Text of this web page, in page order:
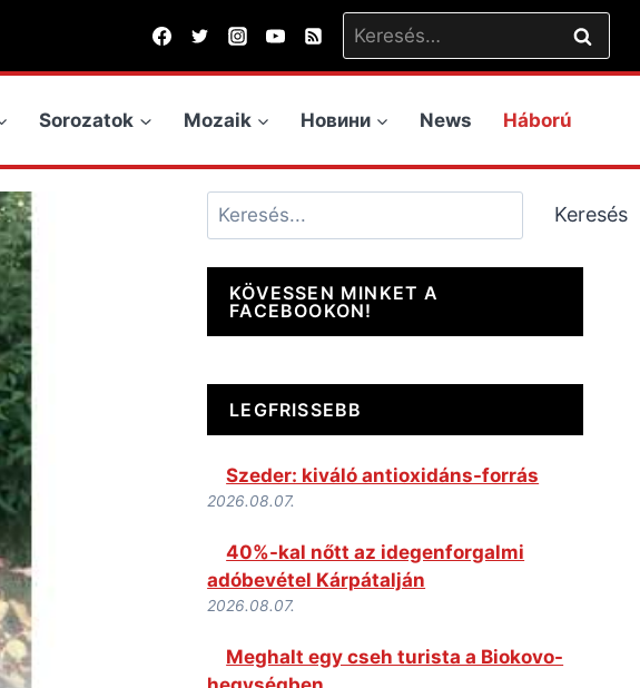
Keresés:
Sorozatok Mozaik Новини News Háború
Keresés Keresés
KÖVESSEN MINKET A
FACEBOOKON!
LEGFRISSEBB
Szeder: kiváló antioxidáns-forrás
2026.08.07.
40%-kal nőtt az idegenforgalmi
adóbevétel Kárpátalján
2026.08.07.
Meghalt egy cseh turista a Biokovo-